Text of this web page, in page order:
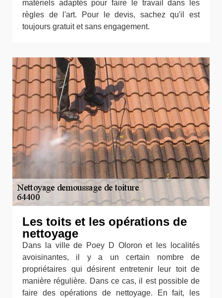
matériels adaptés pour faire le travail dans les
règles de l'art. Pour le devis, sachez qu'il est
toujours gratuit et sans engagement.
Les toits et les opérations de
nettoyage
Dans la ville de Poey D Oloron et les localités
avoisinantes, il y a un certain nombre de
propriétaires qui désirent entretenir leur toit de
manière régulière. Dans ce cas, il est possible de
faire des opérations de nettoyage. En fait, les